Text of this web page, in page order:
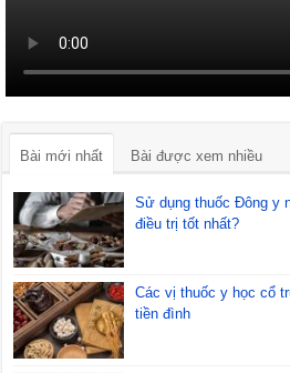
Bài mới nhất Bài được xem nhiều
Sử dụng thuốc Đông y
điều trị tốt nhất?
Các vị thuốc y học cổ
tiền đình